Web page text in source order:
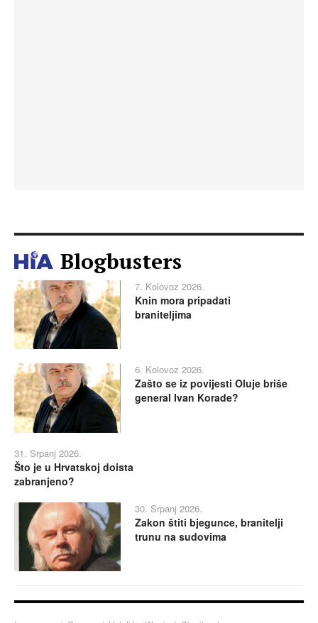
Blogbusters
7. Kolovoz 2026.
Knin mora pripadati
braniteljima
6. Kolovoz 2026.
Zašto se iz povijesti Oluje briše
general Ivan Korade?
31. Srpanj 2026.
Što je u Hrvatskoj doista
zabranjeno?
30. Srpanj 2026.
Zakon štiti bjegunce, branitelji
trunu na sudovima